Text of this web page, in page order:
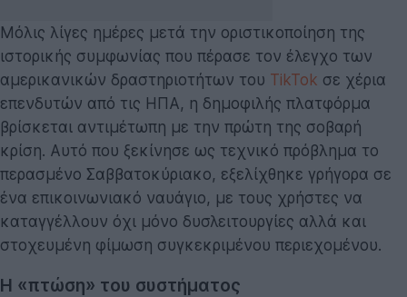
Μόλις λίγες ημέρες μετά την οριστικοποίηση της
ιστορικής συμφωνίας που πέρασε τον έλεγχο των
αμερικανικών δραστηριοτήτων του TikTok σε χέρια
επενδυτών από τις ΗΠΑ, η δημοφιλής πλατφόρμα
βρίσκεται αντιμέτωπη με την πρώτη της σοβαρή
κρίση. Αυτό που ξεκίνησε ως τεχνικό πρόβλημα το
περασμένο Σαββατοκύριακο, εξελίχθηκε γρήγορα σε
ένα επικοινωνιακό ναυάγιο, με τους χρήστες να
καταγγέλλουν όχι μόνο δυσλειτουργίες αλλά και
στοχευμένη φίμωση συγκεκριμένου περιεχομένου.
Η «πτώση» του συστήματος